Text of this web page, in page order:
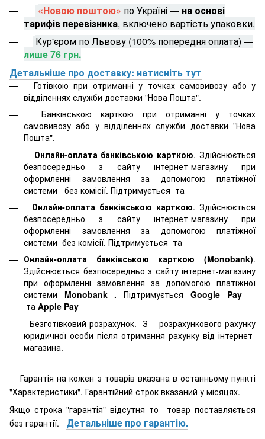
«Новою поштою» по Україні — на основі
тарифів перевізника, включено вартість упаковки.
Кур'єром по Львову (100% попередня оплата) —
лише 76 грн.
Детальніше про доставку: натисніть тут
Готівкою при отриманні у точках самовивозу або у
відділеннях служби доставки "Нова Пошта".
Банківською карткою при отриманні у точках
самовивозу або у відділеннях служби доставки "Нова
Пошта".
Онлайн-оплата банківською карткою. Здійснюється
безпосередньо з сайту інтернет-магазину при
оформленні замовлення за допомогою платіжної
системи
без комісії. Підтримується та
Онлайн-оплата банківською карткою. Здійснюється
безпосередньо з сайту інтернет-магазину при
оформленні замовлення за допомогою платіжної
системи без комісії. Підтримується та
Онлайн-оплата банківською карткою (Monobank).
Здійснюється безпосередньо з сайту інтернет-магазину
при оформленні замовлення за допомогою платіжної
системи Monobank .Підтримується Google Pay
та Apple Pay
Безготівковий розрахунок. З розрахункового рахунку
юридичної особи після отримання рахунку від інтернет-
магазина.
Гарантія на кожен з товарів вказана в останньому пункті
"Характеристики". Гарантійний строк вказаний у місяцях.
Якщо строка "гарантія" відсутня то товар поставляється
без гарантії. Детальніше про гарантію.